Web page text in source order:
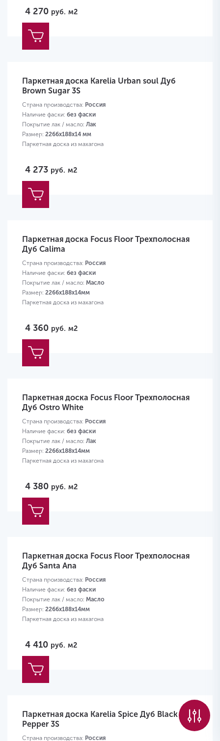
4 270 руб. м2
Паркетная доска Karelia Urban soul Дуб
Brown Sugar 3S
Страна производства: Россия
Наличие фаски: без фаски
Покрытие лак / масло: Лак
Размер: 2266х188х14 мм
Паркетная доска из махагона
4 273 руб. м2
Паркетная доска Focus Floor Трехполосная
Дуб Calima
Страна производства: Россия
Наличие фаски: без фаски
Покрытие лак / масло: Масло
Размер: 2266х188х14мм
Паркетная доска из махагона
4 360 руб. м2
Паркетная доска Focus Floor Трехполосная
Дуб Ostro White
Страна производства: Россия
Наличие фаски: без фаски
Покрытие лак / масло: Лак
Размер: 2266х188х14мм
Паркетная доска из махагона
4 380 руб. м2
Паркетная доска Focus Floor Трехполосная
Дуб Santa Ana
Страна производства: Россия
Наличие фаски: без фаски
Покрытие лак / масло: Масло
Размер: 2266х188х14мм
Паркетная доска из махагона
4 410 руб. м2
Паркетная доска Karelia Spice Дуб Black
Pepper 3S
Страна производства: Россия